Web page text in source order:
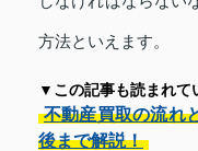
方法といえます。
▼この記事も読まれて
不動産買取の流れ
後まで解説！